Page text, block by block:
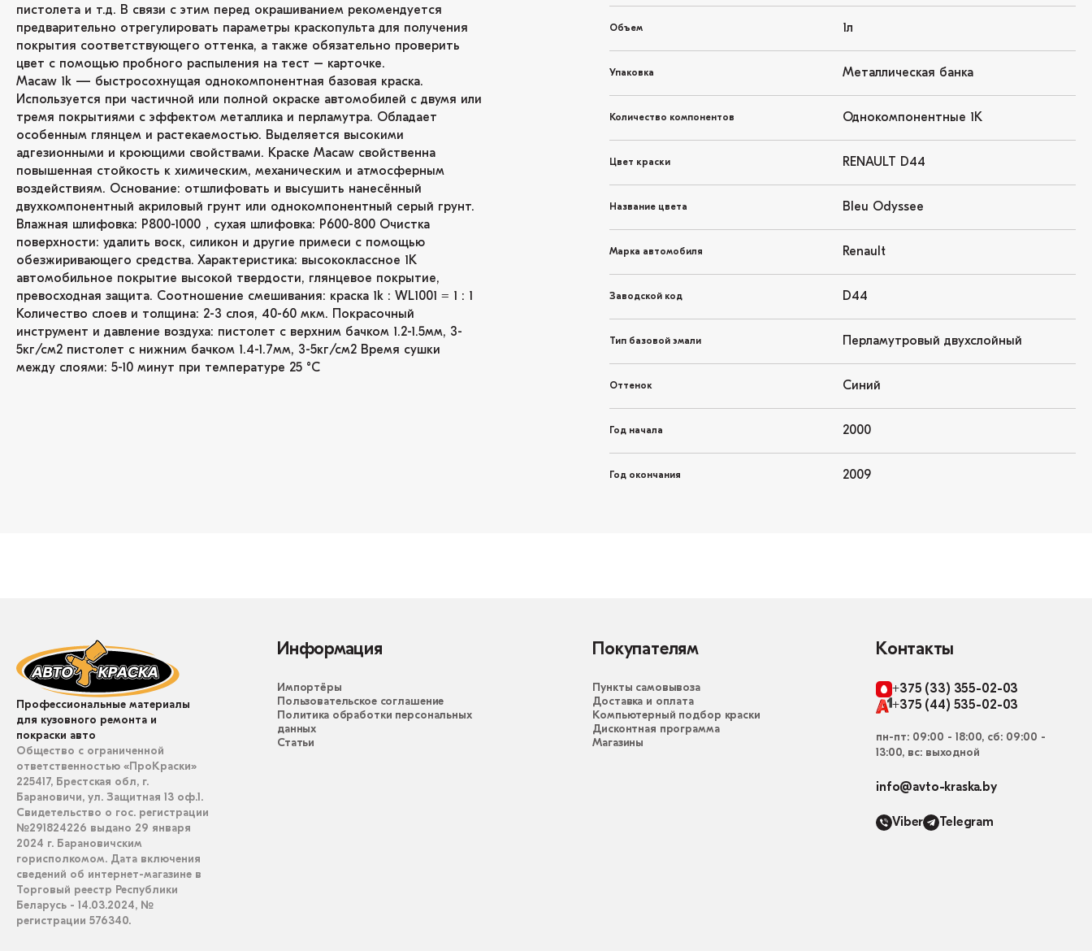
пистолета и т.д. В связи с этим перед окрашиванием рекомендуется
предварительно отрегулировать параметры краскопульта для получения
покрытия соответствующего оттенка, а также обязательно проверить
цвет с помощью пробного распыления на тест – карточке.
Macaw 1k — быстросохнущая однокомпонентная базовая краска.
Используется при частичной или полной окраске автомобилей с двумя или
тремя покрытиями с эффектом металлика и перламутра. Обладает
особенным глянцем и растекаемостью. Выделяется высокими
адгезионными и кроющими свойствами. Краске Macaw свойственна
повышенная стойкость к химическим, механическим и атмосферным
воздействиям. Основание: отшлифовать и высушить нанесённый
двухкомпонентный акриловый грунт или однокомпонентный серый грунт.
Влажная шлифовка: P800-1000，сухая шлифовка: P600-800 Очистка
поверхности: удалить воск, силикон и другие примеси с помощью
обезжиривающего средства. Характеристика: высококлассное 1K
автомобильное покрытие высокой твердости, глянцевое покрытие,
превосходная защита. Соотношение смешивания: краска 1k : WL1001 = 1 : 1
Количество слоев и толщина: 2-3 слоя, 40-60 мкм. Покрасочный
инструмент и давление воздуха: пистолет с верхним бачком 1.2-1.5мм, 3-
5кг/см2 пистолет с нижним бачком 1.4-1.7мм, 3-5кг/см2 Время сушки
между слоями: 5-10 минут при температуре 25 °C
Объем 1л
Упаковка Металлическая банка
Количество компонентов Однокомпонентные 1K
Цвет краски RENAULT D44
Название цвета Bleu Odyssee
Марка автомобиля Renault
Заводской код D44
Тип базовой эмали Перламутровый двухслойный
Оттенок Синий
Год начала 2000
Год окончания 2009
Профессиональные материалы
для кузовного ремонта и
покраски авто
Общество с ограниченной
ответственностью «ПроКраски»
225417, Брестская обл, г.
Барановичи, ул. Защитная 13 оф.1.
Свидетельство о гос. регистрации
№291824226 выдано 29 января
2024 г. Барановичским
горисполкомом. Дата включения
сведений об интернет-магазине в
Торговый реестр Республики
Беларусь - 14.03.2024, №
регистрации 576340.
Информация
Импортёры
Пользовательское соглашение
Политика обработки персональных
данных
Статьи
Покупателям
Пункты самовывоза
Доставка и оплата
Компьютерный подбор краски
Дисконтная программа
Магазины
Контакты
+375 (33) 355-02-03
+375 (44) 535-02-03
пн-пт: 09:00 - 18:00, сб: 09:00 -
13:00, вс: выходной
info@avto-kraska.by
Viber Telegram